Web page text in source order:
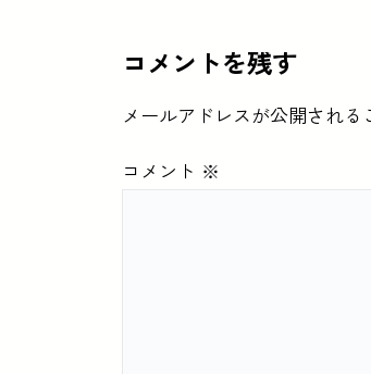
コメントを残す
メールアドレスが公開される
コメント ※